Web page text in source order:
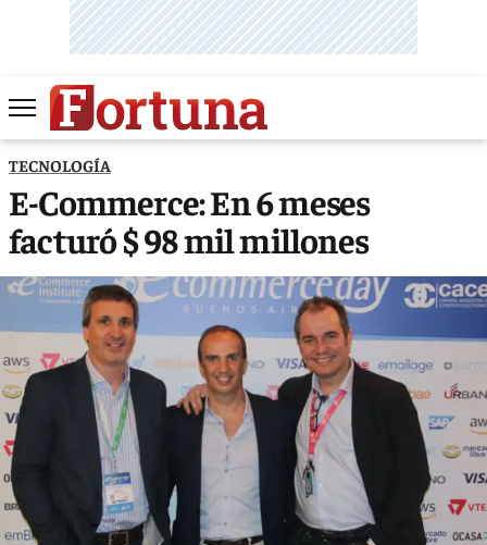
TECNOLOGÍA
E-Commerce: En 6 meses
facturó $ 98 mil millones